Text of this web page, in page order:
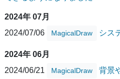
2024年 07月
2024/07/06
MagicalDraw シス
2024年 06月
2024/06/21
MagicalDraw
背景